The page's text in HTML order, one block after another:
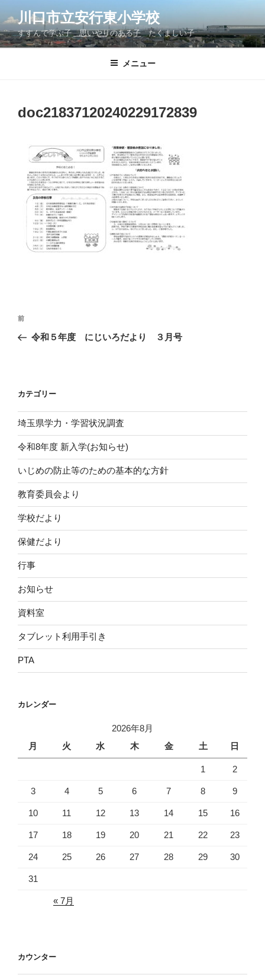
ン
テ
ン
川口市立安行東小学校
すすんで学ぶ子 思いやりのある子 たくましい子
メニュー
doc21837120240229172839
投
ナ
ー
シ
ョ
ン
前
の
前
令和５年度 にじいろだより ３月号
カテゴリー
埼玉県学力・学習状況調査
令和8年度 新入学(お知らせ)
いじめの防止等のための基本的な方針
教育委員会より
学校だより
保健だより
行事
お知らせ
資料室
タブレット利用手引き
PTA
カレンダー
2026年8月
月
火 水 木 金 土 日
1 2
3 4 5 6 7 8 9
10 11 12 13 14 15 16
17 18 19 20 21 22 23
24 25 26 27 28 29 30
31
« 7月
カウンター